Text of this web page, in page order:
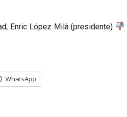
Enric López Milà (presidente)
WhatsApp